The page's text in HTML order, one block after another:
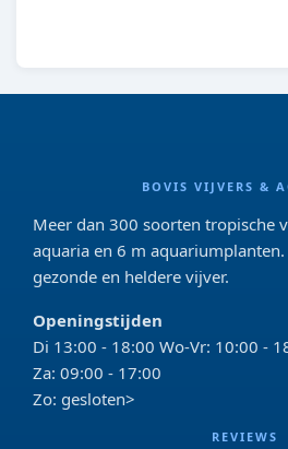
BOVIS VIJVERS &
Meer dan 300 soorten tropische
aquaria en 6 m
gezonde en heldere vijver.
Openingstijden
Di 13:00 - 18:00 Wo-Vr: 10:00 -
Za: 09:00 - 17:00
Zo: gesloten>
REVIEWS